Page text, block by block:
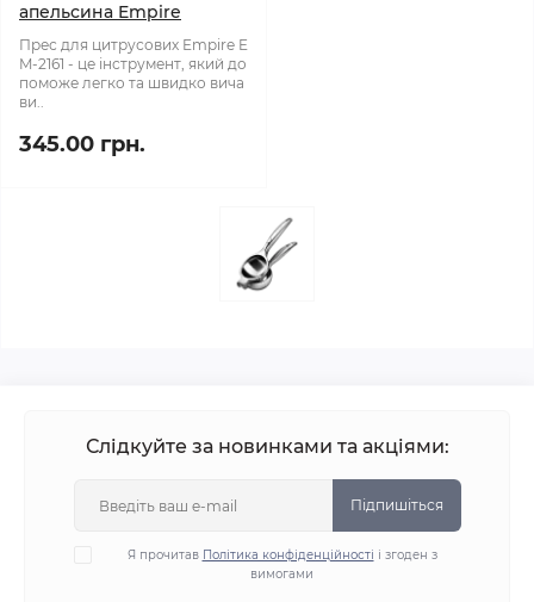
апельсина Empire
Прес для цитрусових Empire E
M-2161 - це інструмент, який до
поможе легко та швидко вича
ви..
345.00 грн.
Слідкуйте за новинками та акціями:
Підпишіться
Я прочитав Політика конфіденційності і згоден з
вимогами